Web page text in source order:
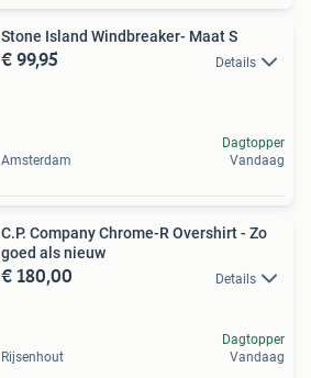
Stone Island Windbreaker- Maat S
€ 99,95 Details
Amsterdam
Dagtopper
Vandaag
C.P. Company Chrome-R Overshirt - Zo
goed als nieuw
€ 180,00 Details
Rijsenhout
Dagtopper
Vandaag